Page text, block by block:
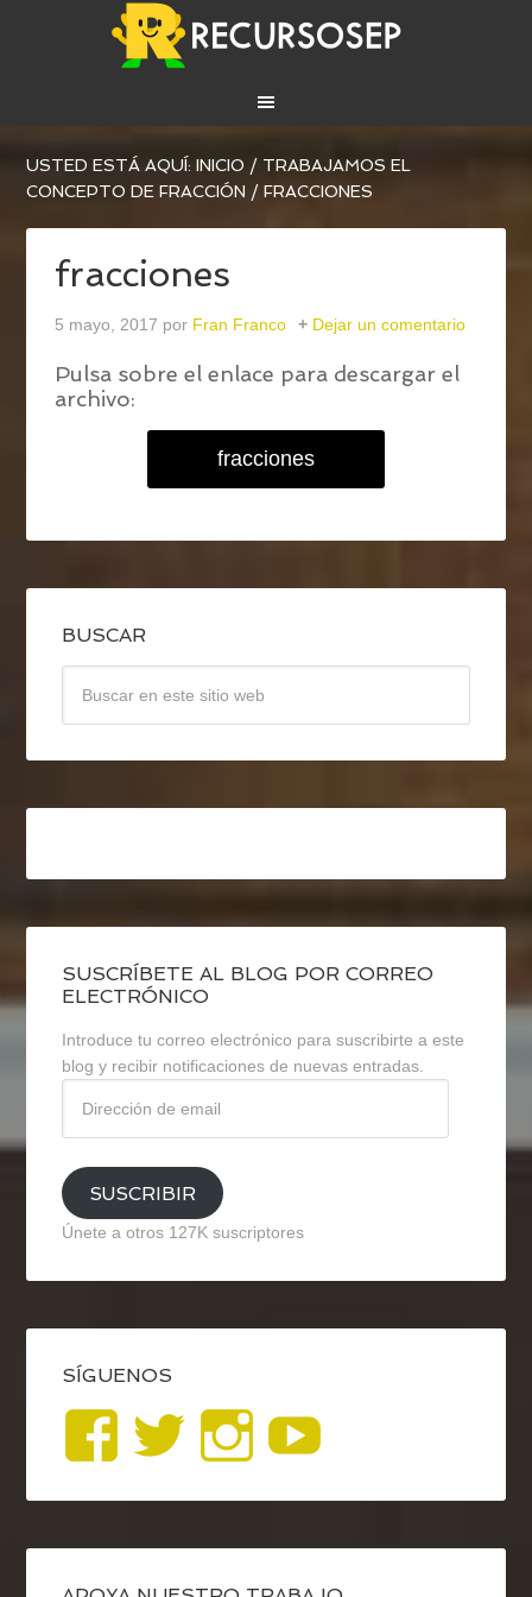
USTED ESTÁ AQUÍ:INICIO / TRABAJAMOS EL
CONCEPTO DE FRACCIÓN / FRACCIONES
fracciones
5 mayo, 2017 por Fran Franco Dejar un comentario
Pulsa sobre el enlace para descargar el
archivo:
fracciones
BUSCAR
SUSCRÍBETE AL BLOG POR CORREO
ELECTRÓNICO
Introduce tu correo electrónico para suscribirte a este
blog y recibir notificaciones de nuevas entradas.
email
SUSCRIBIR
Únete a otros 127K suscriptores
SÍGUENOS
Ver
perfil
de
Ver
perfil
de
Ver
perfil
de